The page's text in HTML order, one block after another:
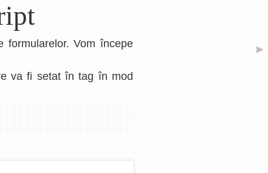
▶
formularelor. Vom începe
va fi setat în tag în mod